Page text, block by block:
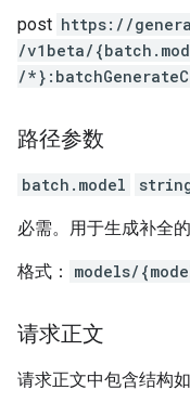
post https: / /
/v1beta/
/
路径参数
batch.model
必需。用于生成补全的
格式： models/
请求正文
请求正文中包含结构